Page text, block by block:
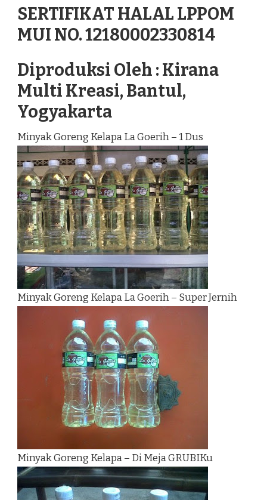
SERTIFIKAT HALAL LPPOM
MUI NO. 12180002330814
Diproduksi Oleh : Kirana
Multi Kreasi, Bantul,
Yogyakarta
Minyak Goreng Kelapa La Goerih – 1 Dus
Minyak Goreng Kelapa La Goerih – Super Jernih
Minyak Goreng Kelapa – Di Meja GRUBIKu